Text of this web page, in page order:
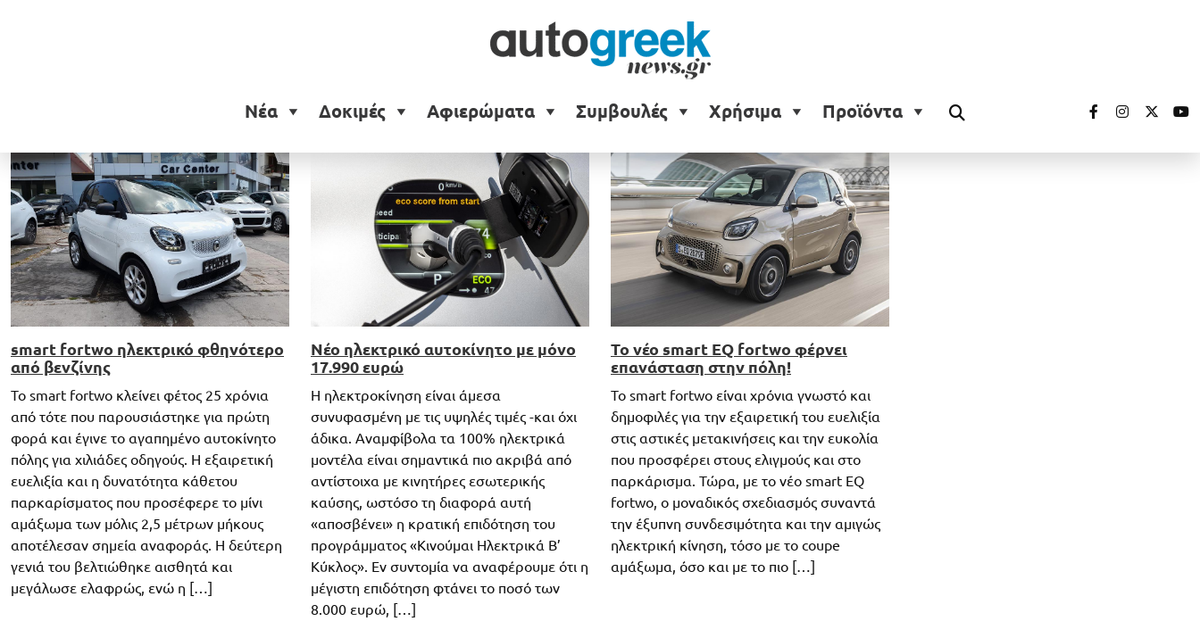
Νέα Δοκιμές Αφιερώματα Συμβουλές Χρήσιμα Προϊόντα
smart fortwo
smart fortwo ηλεκτρικό φθηνότερο
από βενζίνης
To smart fortwo κλείνει φέτος 25 χρόνια
από τότε που παρουσιάστηκε για πρώτη
φορά και έγινε το αγαπημένο αυτοκίνητο
πόλης για χιλιάδες οδηγούς. Η εξαιρετική
ευελιξία και η δυνατότητα κάθετου
παρκαρίσματος που προσέφερε το μίνι
αμάξωμα των μόλις 2,5 μέτρων μήκους
αποτέλεσαν σημεία αναφοράς. Η δεύτερη
γενιά του βελτιώθηκε αισθητά και
μεγάλωσε ελαφρώς, ενώ η […]
Νέο ηλεκτρικό αυτοκίνητο με μόνο
17.990 ευρώ
Η ηλεκτροκίνηση είναι άμεσα
συνυφασμένη με τις υψηλές τιμές -και όχι
άδικα. Αναμφίβολα τα 100% ηλεκτρικά
μοντέλα είναι σημαντικά πιο ακριβά από
αντίστοιχα με κινητήρες εσωτερικής
καύσης, ωστόσο τη διαφορά αυτή
«αποσβένει» η κρατική επιδότηση του
προγράμματος «Κινούμαι Ηλεκτρικά Β’
Κύκλος». Εν συντομία να αναφέρουμε ότι η
μέγιστη επιδότηση φτάνει το ποσό των
8.000 ευρώ, […]
Το νέο smart EQ fortwo φέρνει
επανάσταση στην πόλη!
Το smart fortwo είναι χρόνια γνωστό και
δημοφιλές για την εξαιρετική του ευελιξία
στις αστικές μετακινήσεις και την ευκολία
που προσφέρει στους ελιγμούς και στο
παρκάρισμα. Τώρα, με το νέο smart EQ
fortwo, ο μοναδικός σχεδιασμός συναντά
την έξυπνη συνδεσιμότητα και την αμιγώς
ηλεκτρική κίνηση, τόσο με το coupe
αμάξωμα, όσο και με το πιο […]